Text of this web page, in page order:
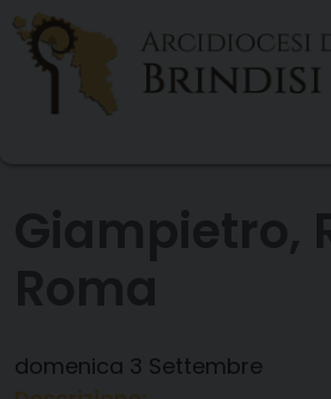
Skip
content
domenica 3 Settembre